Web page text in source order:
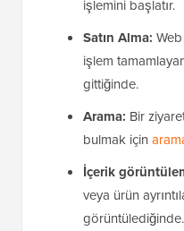
işlemini başlatır.
Satın Alma:
işlem
gittiğinde.
Arama: Bir
bulmak için
İçerik
veya ürün
görüntülediğinde.